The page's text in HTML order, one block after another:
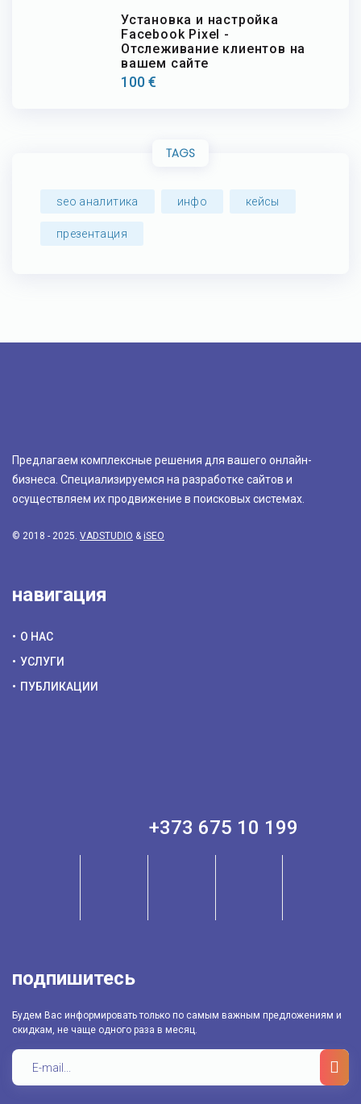
Установка и настройка
Facebook Pixel -
Отслеживание клиентов на
вашем сайте
100€
TAGS
seo аналитика инфо кейсы
презентация
Предлагаем комплексные решения для вашего онлайн-
бизнеса. Специализируемся на разработке сайтов и
осуществляем их продвижение в поисковых системах.
© 2018 - 2025. VADSTUDIO & iSEO
навигация
О НАС
УСЛУГИ
ПУБЛИКАЦИИ
+373 675 10 199
подпишитесь
Будем Вас информировать только по самым важным предложениям и
скидкам, не чаще одного раза в месяц.